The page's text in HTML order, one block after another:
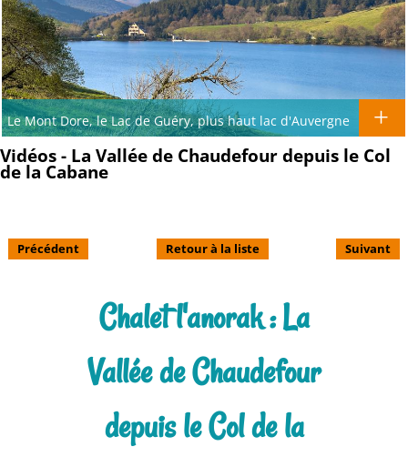
Le Mont Dore, le Lac de Guéry, plus haut lac d'Auvergne
Vidéos - La Vallée de Chaudefour depuis le Col
de la Cabane
Précédent Retour à la liste Suivant
Chalet l'anorak : La
Vallée de Chaudefour
depuis le Col de la